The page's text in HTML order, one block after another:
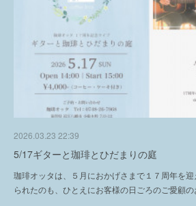
2026.03.23 22:39
5/17ギターと珈琲とひだまりの庭
珈琲オッタは、５月におかげさまで１７周年を
られたのも、ひとえにお客様の日ごろのご愛顧